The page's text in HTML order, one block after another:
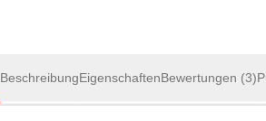
BeschreibungEigenschaftenBewertungen (3)